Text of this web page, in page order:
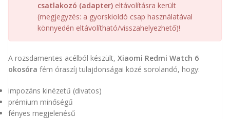
csatlakozó (adapter) eltávolításra került
(megjegyzés: a gyorskioldó csap használatával
könnyedén eltávolítható/visszahelyezhető)!
A rozsdamentes acélból készült, Xiaomi Redmi Watch 6
okosóra fém óraszíj tulajdonságai közé sorolandó, hogy:
impozáns kinézetű (divatos)
prémium minőségű
fényes megjelenésű